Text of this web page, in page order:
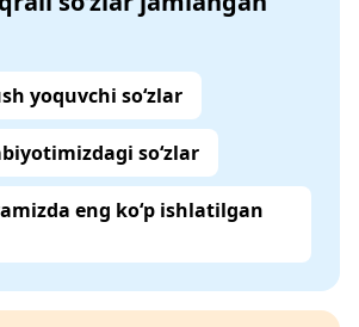
yoquvchi so‘zlar
so‘zlar
eng ko‘p ishlatilgan